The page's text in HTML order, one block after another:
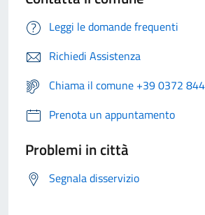
Leggi le domande frequenti
Richiedi Assistenza
Chiama il comune +39 0372
Prenota un appuntamento
Problemi in città
Segnala disservizio